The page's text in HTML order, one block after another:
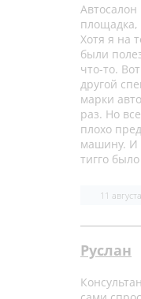
площадка,
Хотя я на
были
что-то.
другой
марки
раз. Но
плохо
машину. И
тигго
11
Руслан